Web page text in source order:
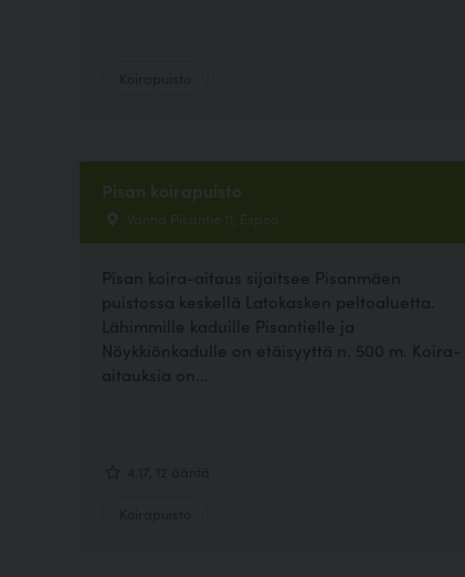
Pisan koirapuisto
Vanha Pisantie 11, Espoo
Pisan koira-aitaus sijaitsee Pisanmäen
puistossa keskellä Latokasken peltoaluetta.
Lähimmille kaduille Pisantielle ja
Nöykkiönkadulle on etäisyyttä n. 500 m. Koira-
aitauksia on...